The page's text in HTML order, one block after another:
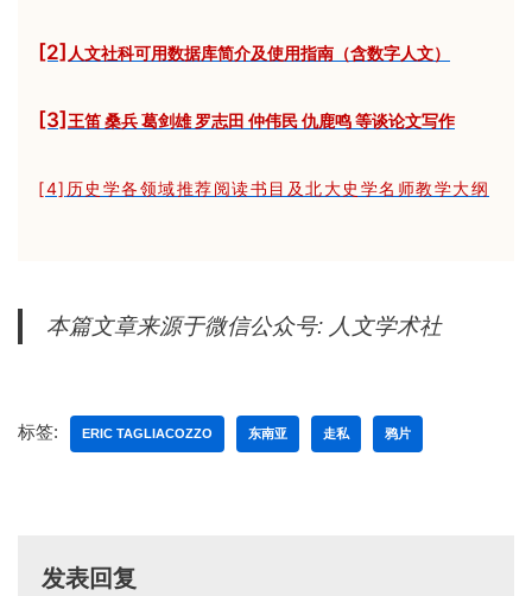
[2] 人文社科可用数据库简介及使用指南（含数字人文）
[3]王笛 桑兵 葛剑雄 罗志田 仲伟民 仇鹿鸣 等谈论文写作
[4] 历史学各领域推荐阅读书目及北大史学名师教学大纲
本篇文章来源于微信公众号: 人文学术社
标签: ERIC TAGLIACOZZO 东南亚 走私 鸦片
发表回复